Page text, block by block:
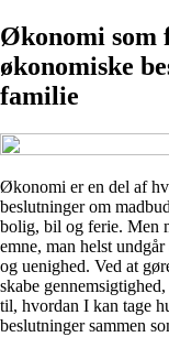
Økonomi
økonomiske
familie
Økonomi er en del af
beslutninger om
bolig, bil og ferie. Men
emne, man helst
og uenighed. Ved at
skabe
til, hvordan I kan tage
beslutninger sammen